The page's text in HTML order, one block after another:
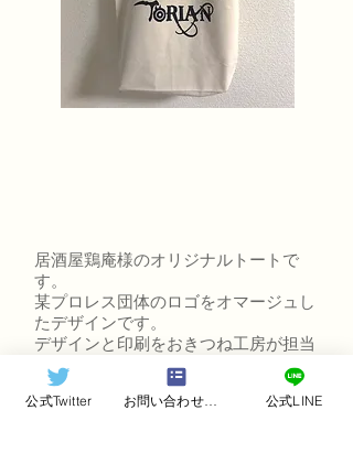
居酒屋鶏庵様のオリジナルトートで
す。
某プロレス団体のロゴをオマージュし
たデザインです。
デザインと印刷をおきつね工房が担当
しました。
使用トート：Print star レギュラーキャ
公式Twitter お問い合わせフォーム 公式LINE